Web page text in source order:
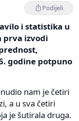
Podijeli
i statistika u
prva izvodi
godine potpuno
nam je četiri
a u sva četiri
je šutirala druga.